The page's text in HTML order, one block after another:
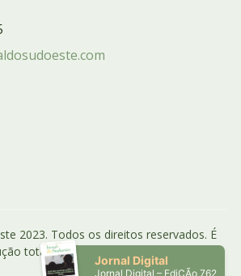
2023. Todos os direitos reservados. É
total ou parcial do conteúdo do site.
Jornal Digital
Jornal Digital – EdiÇÃo 762